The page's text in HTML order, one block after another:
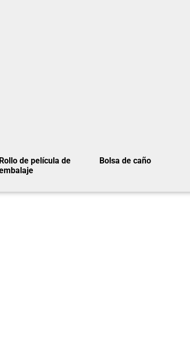
Rollo de película de
Bolsa de caño